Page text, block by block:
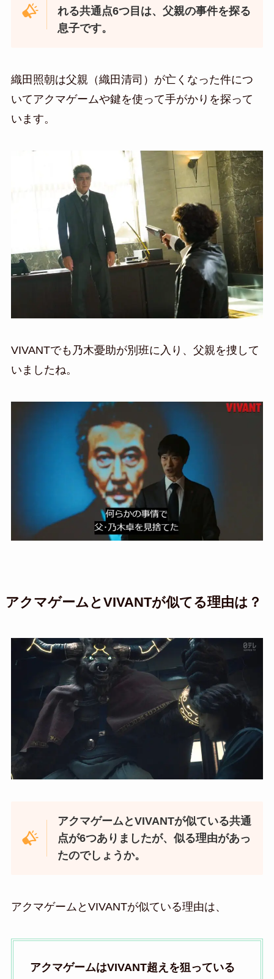
れる共通点6つ目は、父親の事件を探る
息子です。
織田照朝は父親（織田清司）が亡くなった件につ
いてアクマゲームや鍵を使って手がかりを探って
います。
VIVANTでも乃木憂助が別班に入り、父親を捜して
いましたね。
アクマゲームとVIVANTが似てる理由は？
アクマゲームとVIVANTが似ている共通
点が6つありましたが、似る理由があっ
たのでしょうか。
アクマゲームとVIVANTが似ている理由は、
アクマゲームはVIVANT超えを狙っている